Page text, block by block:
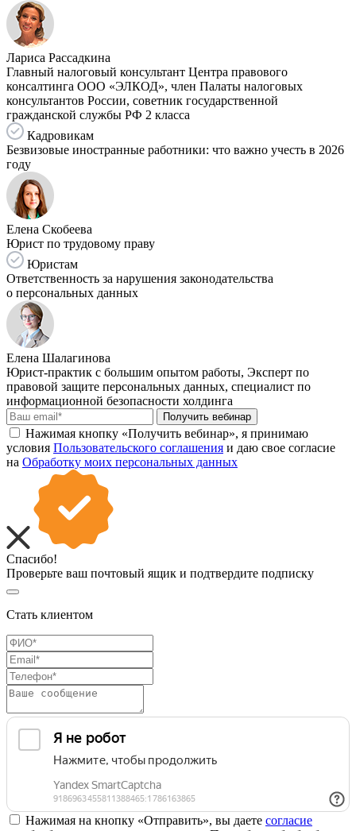
Лариса Рассадкина
Главный налоговый консультант Центра правового
консалтинга ООО «ЭЛКОД», член Палаты налоговых
консультантов России, советник государственной
гражданской службы РФ 2 класса
Кадровикам
Безвизовые иностранные работники: что важно учесть в 2026
году
Елена Скобеева
Юрист по трудовому праву
Юристам
Ответственность за нарушения законодательства
о персональных данных
Елена Шалагинова
Юрист-практик с большим опытом работы, Эксперт по
правовой защите персональных данных, специалист по
информационной безопасности холдинга
Получить вебинар
Нажимая кнопку «Получить вебинар», я принимаю
условия Пользовательского соглашения и даю свое согласие
на Обработку моих персональных данных
Спасибо!
Проверьте ваш почтовый ящик и подтвердите подписку
Стать клиентом
Нажимая на кнопку «Отправить», вы даете согласие